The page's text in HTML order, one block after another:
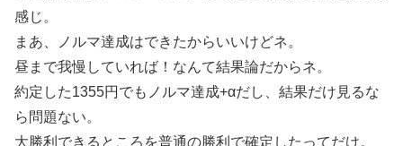
感じ。
まあ、ノルマ達成はできたからいいけどネ。
昼まで我慢していれば！なんて結果論だからネ。
約定した1355円でもノルマ達成+αだし、結果だけ見るな
ら問題ない。
大勝利できるところを普通の勝利で確定したってだけ。